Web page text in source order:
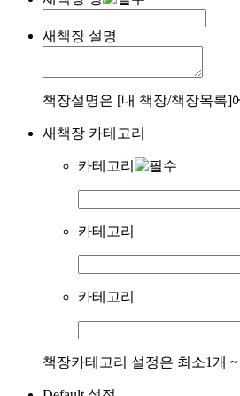
새책장 설명
책장설명은 [내 책장/책장목록]
새책장 카테고리
카테고리
카테고리
카테고리
책장카테고리 설정은 최소1개